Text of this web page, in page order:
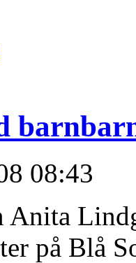
08:43
Anita
på Blå